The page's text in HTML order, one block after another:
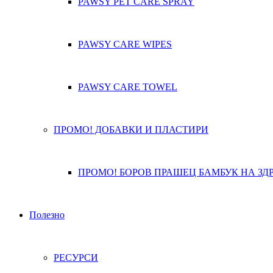
PAWSY CARE WIPES
PAWSY CARE TOWEL
ПРОМО! ДОБАВКИ И ПЛАСТИРИ
ПРОМО! БОРОВ ПРАШЕЦ БАМБУК НА
Полезно
РЕСУРСИ